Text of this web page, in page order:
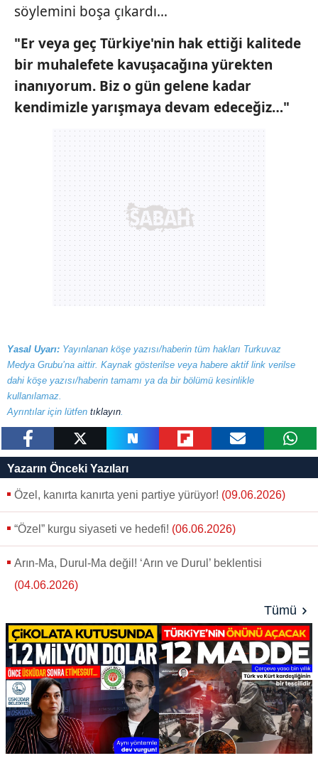
söylemini boşa çıkardı…
"Er veya geç Türkiye'nin hak ettiği kalitede
bir muhalefete kavuşacağına yürekten
inanıyorum. Biz o gün gelene kadar
kendimizle yarışmaya devam edeceğiz…"
Yasal Uyarı: Yayınlanan köşe yazısı/haberin tüm hakları Turkuvaz
Medya Grubu’na aittir. Kaynak gösterilse veya habere aktif link verilse
dahi köşe yazısı/haberin tamamı ya da bir bölümü kesinlikle
kullanılamaz.
Ayrıntılar için lütfen tıklayın.
Yazarın Önceki Yazıları
Özel, kanırta kanırta yeni partiye yürüyor! (09.06.2026)
“Özel” kurgu siyaseti ve hedefi! (06.06.2026)
Arın-Ma, Durul-Ma değil! ‘Arın ve Durul’ beklentisi
(04.06.2026)
Tümü